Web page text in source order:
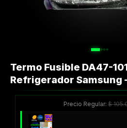
Termo Fusible DA47-
Refrigerador Samsung
Precio Regular:$